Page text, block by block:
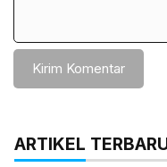
ARTIKEL